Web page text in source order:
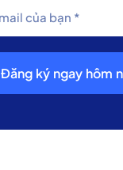
Đăng ký ngay hôm